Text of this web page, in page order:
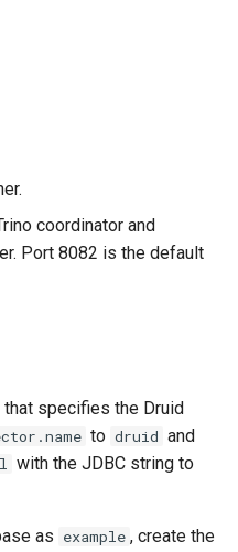
coordinator and
Port 8082 is the default
specifies the Druid
to druid and
with the JDBC string to
as example , create the